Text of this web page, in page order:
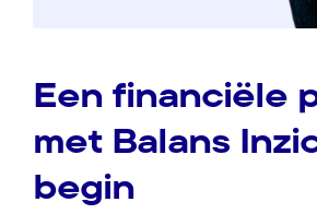
Een financiële
met Balans
begin